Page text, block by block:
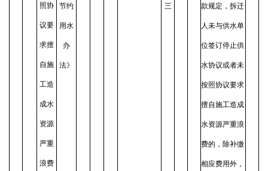
照协
议要
求擅
自施
工造
成水
资源
严重
浪费
节约
用水
办
法》
三 款规定，拆迁
人未与供水单
位签订停止供
水协议或者未
按照协议要求
擅自施工造成
水资源严重浪
费的，除补缴
相应费用外，